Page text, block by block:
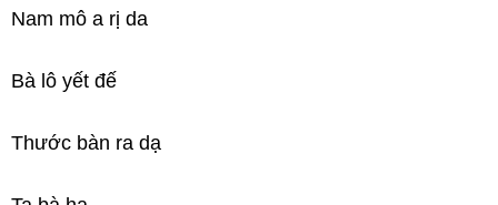
Nam mô a rị da
Bà lô yết đế
Thước bàn ra dạ